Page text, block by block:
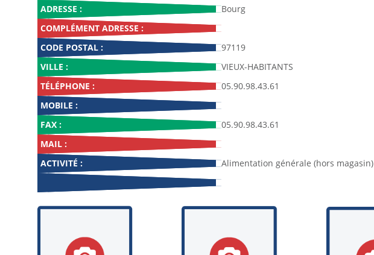
ADRESSE :
Bourg
COMPLÉMENT ADRESSE :
CODE POSTAL :
97119
VILLE :
VIEUX-HABITANTS
TÉLÉPHONE :
05.90.98.43.61
MOBILE :
FAX :
05.90.98.43.61
MAIL :
ACTIVITÉ :
Alimentation générale (hors magasin)